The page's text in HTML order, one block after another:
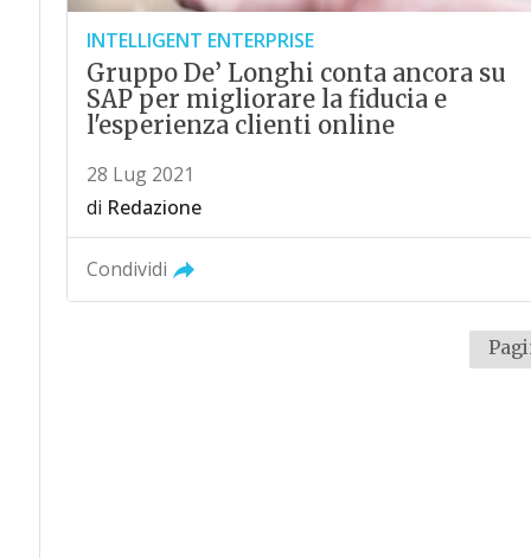
INTELLIGENT ENTERPRISE
Gruppo De’ Longhi conta ancora su
SAP per migliorare la fiducia e
l'esperienza clienti online
28 Lug 2021
di Redazione
Condividi